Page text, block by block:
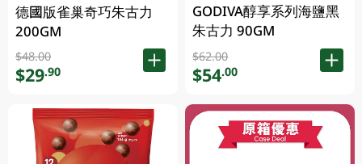
德國版雀巢奇巧朱古力
200GM
$48.00
$29.90
GODIVA醇享系列海鹽黑
朱古力 90GM
$62.00
$54.00